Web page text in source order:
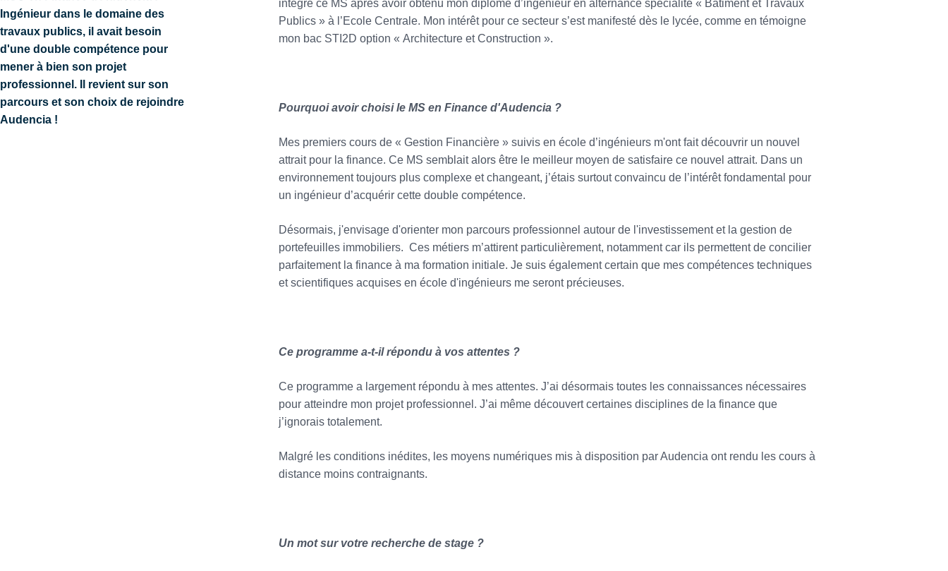
Ingénieur dans le domaine des
travaux publics, il avait besoin
d'une double compétence pour
mener à bien son projet
professionnel. Il revient sur son
parcours et son choix de rejoindre
Audencia !
intégré ce MS après avoir obtenu mon diplôme d’ingénieur en alternance spécialité « Bâtiment et Travaux
Publics » à l’Ecole Centrale. Mon intérêt pour ce secteur s’est manifesté dès le lycée, comme en témoigne
mon bac STI2D option « Architecture et Construction ».
Pourquoi avoir choisi le MS en Finance d'Audencia ?
Mes premiers cours de « Gestion Financière » suivis en école d’ingénieurs m'ont fait découvrir un nouvel
attrait pour la finance. Ce MS semblait alors être le meilleur moyen de satisfaire ce nouvel attrait. Dans un
environnement toujours plus complexe et changeant, j’étais surtout convaincu de l’intérêt fondamental pour
un ingénieur d’acquérir cette double compétence.
Désormais, j'envisage d'orienter mon parcours professionnel autour de l'investissement et la gestion de
portefeuilles immobiliers. Ces métiers m’attirent particulièrement, notamment car ils permettent de concilier
parfaitement la finance à ma formation initiale. Je suis également certain que mes compétences techniques
et scientifiques acquises en école d'ingénieurs me seront précieuses.
Ce programme a-t-il répondu à vos attentes ?
Ce programme a largement répondu à mes attentes. J’ai désormais toutes les connaissances nécessaires
pour atteindre mon projet professionnel. J’ai même découvert certaines disciplines de la finance que
j’ignorais totalement.
Malgré les conditions inédites, les moyens numériques mis à disposition par Audencia ont rendu les cours à
distance moins contraignants.
Un mot sur votre recherche de stage ?